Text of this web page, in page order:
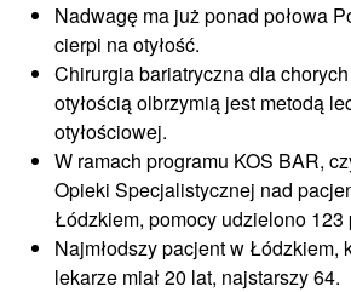
Nadwagę ma już ponad połowa
cierpi na otyłość.
Chirurgia bariatryczna dla chorych
otyłością olbrzymią jest metodą
otyłościowej.
W ramach programu KOS BAR,
Opieki Specjalistycznej nad
Łódzkiem, pomocy udzielono 123
Najmłodszy pacjent w Łódzkiem,
lekarze miał 20 lat, najstarszy 64.